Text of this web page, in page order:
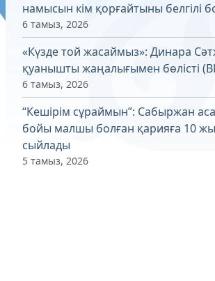
намысын кім қорғайтыны белгілі
6 тамыз, 2026
«Күзде той жасаймыз»: Динара
қуанышты жаңалығымен бөлісті
6 тамыз, 2026
“Кешірім сұраймын”: Сабыржан
бойы малшы болған қарияға 10
сыйлады
5 тамыз, 2026